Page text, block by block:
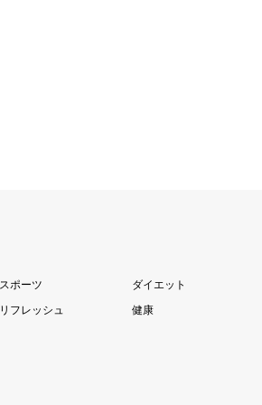
スポーツ ダイエット
リフレッシュ 健康